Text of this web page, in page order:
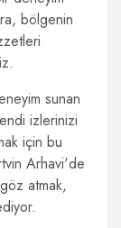
bölgenin
sunan
izlerinizi
için bu
Arhavi'de
atmak,